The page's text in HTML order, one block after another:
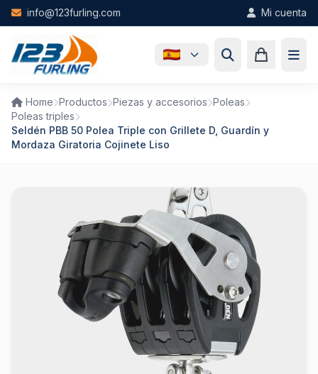
Skip to main content
info@123furling.com Mi cuenta
Home Productos Piezas y accesorios Poleas
Poleas triples
Seldén PBB 50 Polea Triple con Grillete D, Guardín y
Mordaza Giratoria Cojinete Liso